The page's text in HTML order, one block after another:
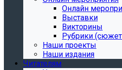
Онлайн
Выставки
Викторины
Рубрики
Наши проекты
Наши издания
Читателям